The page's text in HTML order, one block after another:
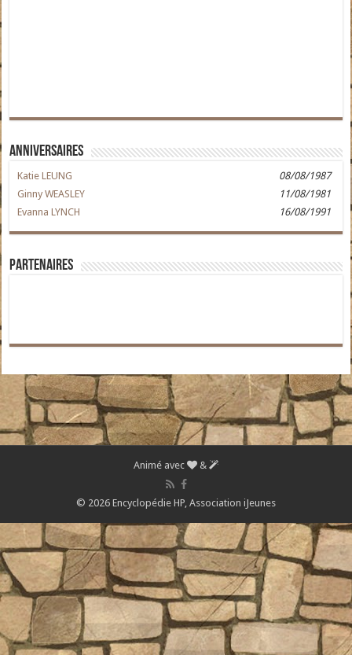
Anniversaires
Katie LEUNG
08/08/1987
Ginny WEASLEY
11/08/1981
Evanna LYNCH
16/08/1991
Partenaires
Animé avec &
© 2026 Encyclopédie HP, Association iJeunes